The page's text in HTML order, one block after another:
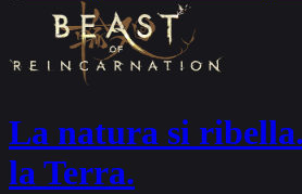
La natura si
la Terra.